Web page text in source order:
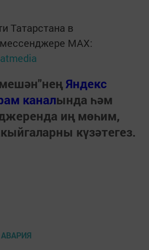
Татарстана в
MАХ:
Яндекс
каналында һәм
иң мөһим,
күзәтегез.